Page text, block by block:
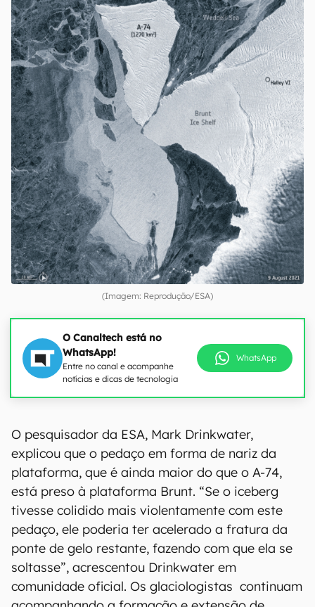
(Imagem: Reprodução/ESA)
O Canaltech está no
WhatsApp!
Entre no canal e acompanhe
notícias e dicas de tecnologia
WhatsApp
O pesquisador da ESA, Mark Drinkwater,
explicou que o pedaço em forma de nariz da
plataforma, que é ainda maior do que o A-74,
está preso à plataforma Brunt. “Se o iceberg
tivesse colidido mais violentamente com este
pedaço, ele poderia ter acelerado a fratura da
ponte de gelo restante, fazendo com que ela se
soltasse”, acrescentou Drinkwater em
comunidade oficial. Os glaciologistas continuam